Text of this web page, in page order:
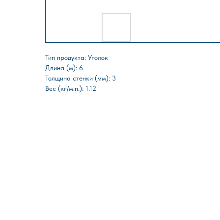
Тип продукта: Уголок
Длина (м): 6
Толщина стенки (мм): 3
Вес (кг/м.п.): 1.12